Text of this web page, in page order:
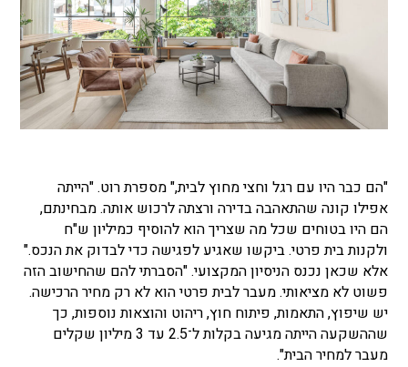
"הם כבר היו עם רגל וחצי מחוץ לבית," מספרת רוט. "הייתה
אפילו קונה שהתאהבה בדירה ורצתה לרכוש אותה. מבחינתם,
הם היו בטוחים שכל מה שצריך הוא להוסיף כמיליון ש"ח
ולקנות בית פרטי. ביקשו שאגיע לפגישה כדי לבדוק את הנכס."
אלא שכאן נכנס הניסיון המקצועי. "הסברתי להם שהחישוב הזה
פשוט לא מציאותי. מעבר לבית פרטי הוא לא רק מחיר הרכישה.
יש שיפוץ, התאמות, פיתוח חוץ, ריהוט והוצאות נוספות, כך
שההשקעה הייתה מגיעה בקלות ל־2.5 עד 3 מיליון שקלים
מעבר למחיר הבית".